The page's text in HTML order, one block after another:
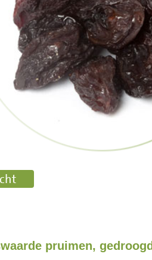
pruimen, gedroogd